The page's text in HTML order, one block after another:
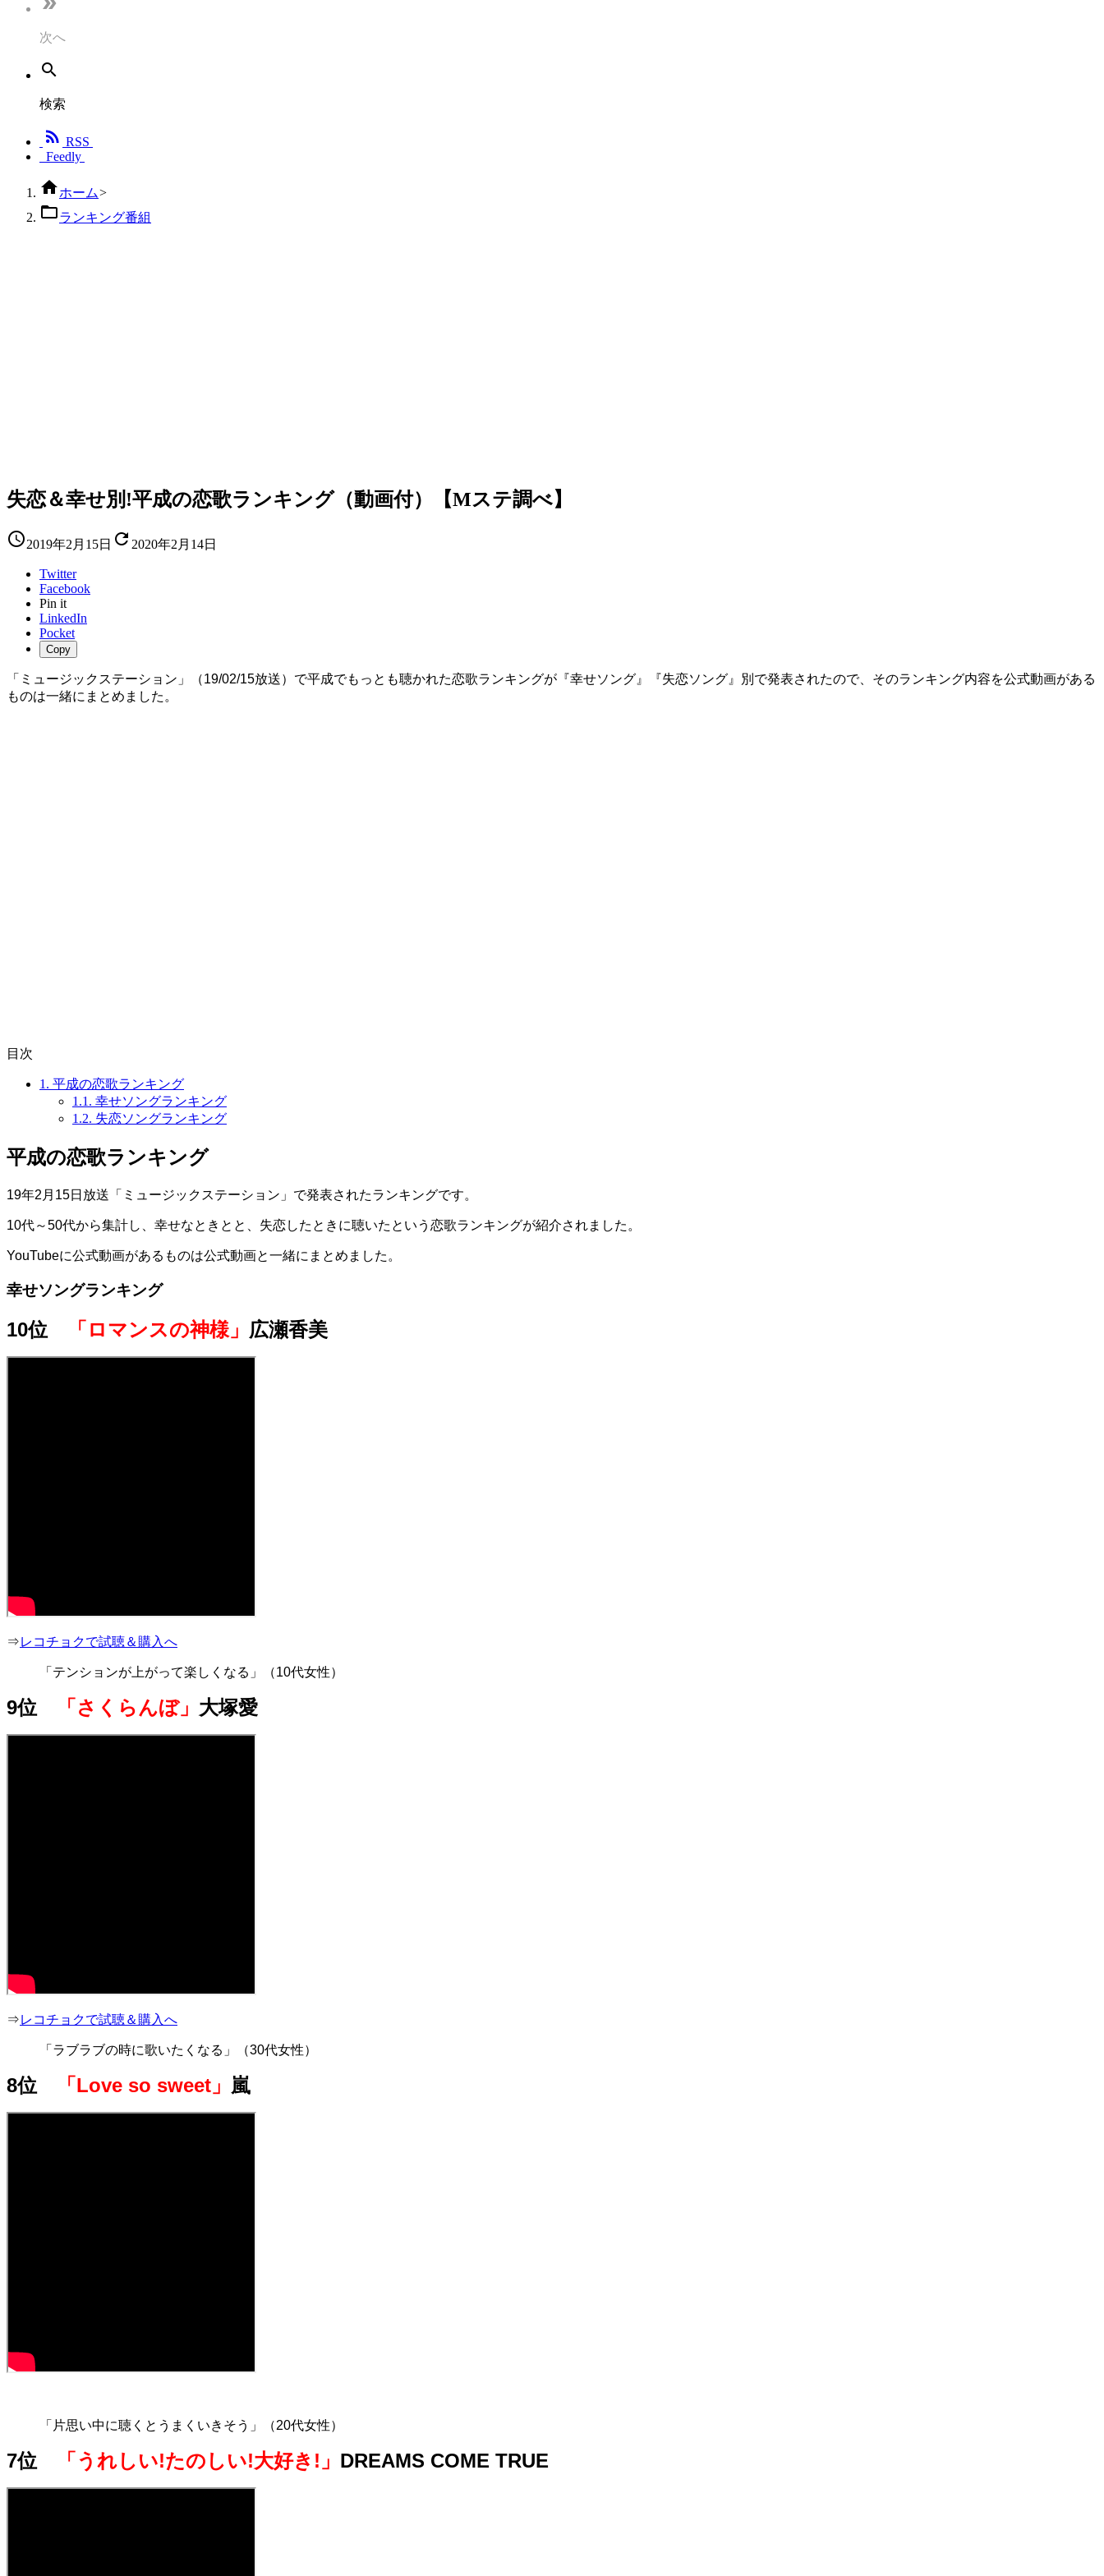
次へ

検索
 RSS
Feedly
ホーム>
ランキング番組
失恋＆幸せ別!平成の恋歌ランキング（動画付）【Mステ調べ】
2019年2月15日  2020年2月14日
Twitter
Facebook
Pin it
LinkedIn
Pocket
Copy
「ミュージックステーション」（19/02/15放送）で平成でもっとも聴かれた恋歌ランキングが『幸せソング』『失恋ソング』別で発表されたので、そのランキング内容を公式動画がある
ものは一緒にまとめました。
目次
1. 平成の恋歌ランキング
1.1. 幸せソングランキング
1.2. 失恋ソングランキング
平成の恋歌ランキング
19年2月15日放送「ミュージックステーション」で発表されたランキングです。
10代～50代から集計し、幸せなときとと、失恋したときに聴いたという恋歌ランキングが紹介されました。
YouTubeに公式動画があるものは公式動画と一緒にまとめました。
幸せソングランキング
10位 「ロマンスの神様」 広瀬香美
⇒レコチョクで試聴＆購入へ
「テンションが上がって楽しくなる」（10代女性）
9位 「さくらんぼ」 大塚愛
⇒レコチョクで試聴＆購入へ
「ラブラブの時に歌いたくなる」（30代女性）
8位 「Love so sweet」 嵐
「片思い中に聴くとうまくいきそう」（20代女性）
7位 「うれしい!たのしい!大好き!」 DREAMS COME TRUE